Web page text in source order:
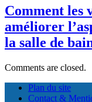
Comment les
améliorer
la salle de
Comments are closed.
Plan du site
Contact &